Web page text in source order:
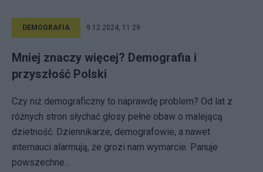
DEMOGRAFIA 9.12.2024, 11:29
Mniej znaczy więcej? Demografia i
przyszłość Polski
Czy niż demograficzny to naprawdę problem? Od lat z
różnych stron słychać głosy pełne obaw o malejącą
dzietność. Dziennikarze, demografowie, a nawet
internauci alarmują, że grozi nam wymarcie. Panuje
powszechne...